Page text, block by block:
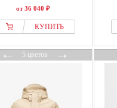
от 36 040 ₽
КУПИТЬ
←5 цветов→